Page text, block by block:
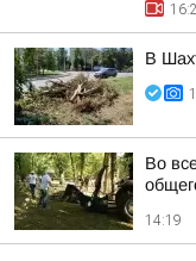
В
Во
14:19